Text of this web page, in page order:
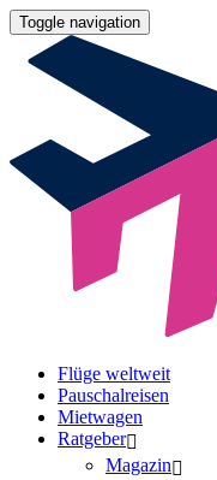
Toggle navigation
Flüge weltweit
Pauschalreisen
Mietwagen
Ratgeber
Magazin